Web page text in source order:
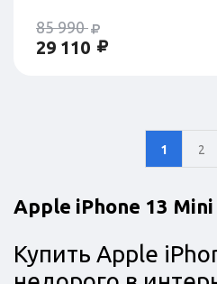
85 990
29 110
1 2
Apple iPhone 13 Mini
Купить Apple